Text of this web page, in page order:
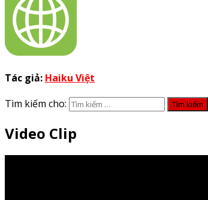
Tác giả: Haiku Việt
Tìm kiếm cho:
Video Clip